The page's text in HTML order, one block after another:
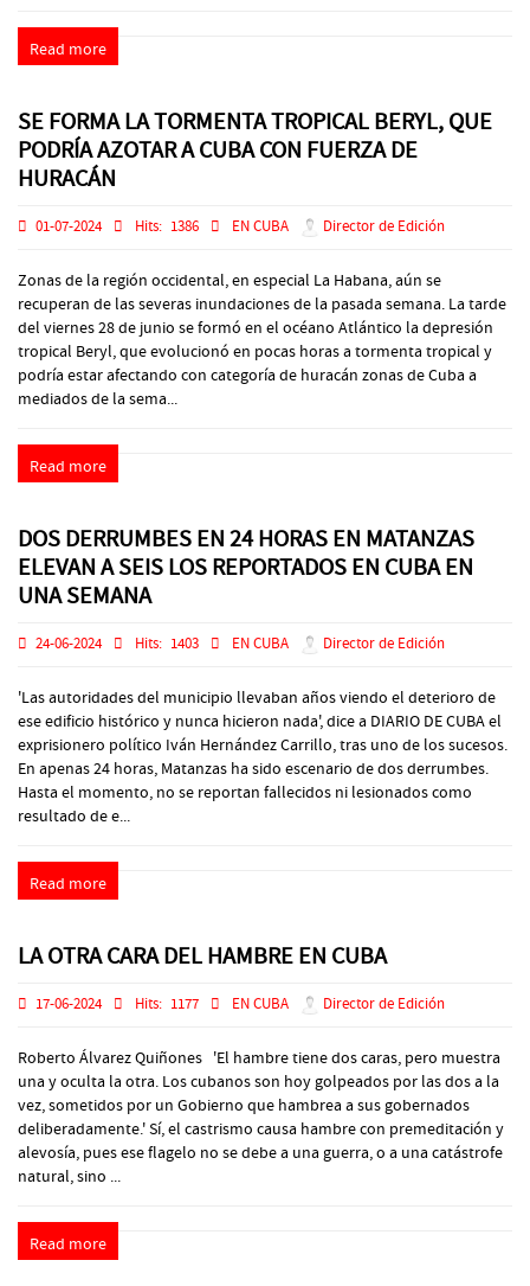
Read more
SE FORMA LA TORMENTA TROPICAL BERYL, QUE
PODRÍA AZOTAR A CUBA CON FUERZA DE
HURACÁN
01-07-2024 Hits: 1386 EN CUBA Director de Edición
Zonas de la región occidental, en especial La Habana, aún se
recuperan de las severas inundaciones de la pasada semana. La tarde
del viernes 28 de junio se formó en el océano Atlántico la depresión
tropical Beryl, que evolucionó en pocas horas a tormenta tropical y
podría estar afectando con categoría de huracán zonas de Cuba a
mediados de la sema...
Read more
DOS DERRUMBES EN 24 HORAS EN MATANZAS
ELEVAN A SEIS LOS REPORTADOS EN CUBA EN
UNA SEMANA
24-06-2024 Hits: 1403 EN CUBA Director de Edición
'Las autoridades del municipio llevaban años viendo el deterioro de
ese edificio histórico y nunca hicieron nada', dice a DIARIO DE CUBA el
exprisionero político Iván Hernández Carrillo, tras uno de los sucesos.
En apenas 24 horas, Matanzas ha sido escenario de dos derrumbes.
Hasta el momento, no se reportan fallecidos ni lesionados como
resultado de e...
Read more
LA OTRA CARA DEL HAMBRE EN CUBA
17-06-2024 Hits: 1177 EN CUBA Director de Edición
Roberto Álvarez Quiñones 'El hambre tiene dos caras, pero muestra
una y oculta la otra. Los cubanos son hoy golpeados por las dos a la
vez, sometidos por un Gobierno que hambrea a sus gobernados
deliberadamente.' Sí, el castrismo causa hambre con premeditación y
alevosía, pues ese flagelo no se debe a una guerra, o a una catástrofe
natural, sino ...
Read more